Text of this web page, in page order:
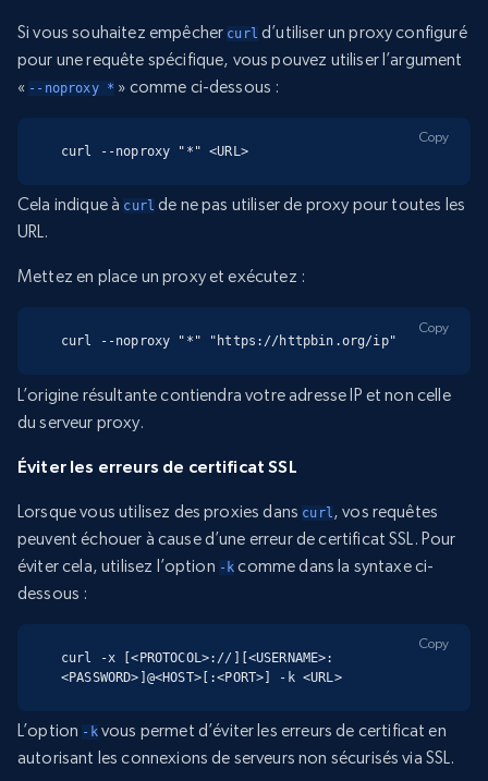
Si vous souhaitez empêcher curl d’utiliser un proxy configuré
pour une requête spécifique, vous pouvez utiliser l’argument
« --noproxy * » comme ci-dessous :
curl --noproxy "*" <URL>
Copy
Cela indique à curl de ne pas utiliser de proxy pour toutes les
URL.
Mettez en place un proxy et exécutez :
curl --noproxy "*" "https://httpbin.org/ip"
Copy
L’origine résultante contiendra votre adresse IP et non celle
du serveur proxy.
Éviter les erreurs de certificat SSL
Lorsque vous utilisez des proxies dans curl , vos requêtes
peuvent échouer à cause d’une erreur de certificat SSL. Pour
éviter cela, utilisez l’option -k comme dans la syntaxe ci-
dessous :
curl -x [<PROTOCOL>://][<USERNAME>:
<PASSWORD>]@<HOST>[:<PORT>] -k <URL>
Copy
L’option -kvous permet d’éviter les erreurs de certificat en
autorisant les connexions de serveurs non sécurisés via SSL.